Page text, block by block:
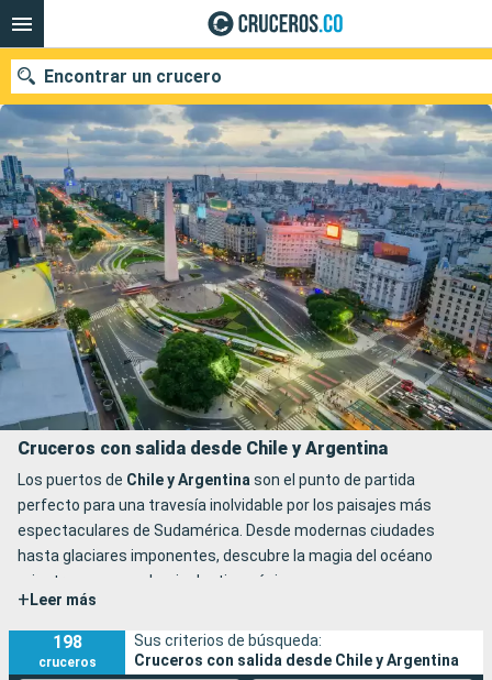
Encontrar un crucero
Fecha de salida
Buscar
Cruceros con salida desde Chile y Argentina
Los puertos de Chile y Argentina son el punto de partida
perfecto para una travesía inolvidable por los paisajes más
espectaculares de Sudamérica. Desde modernas ciudades
hasta glaciares imponentes, descubre la magia del océano
mientras navegas hacia destinos únicos.
+ Leer más
198
cruceros
Sus criterios de búsqueda:
Cruceros con salida desde Chile y Argentina